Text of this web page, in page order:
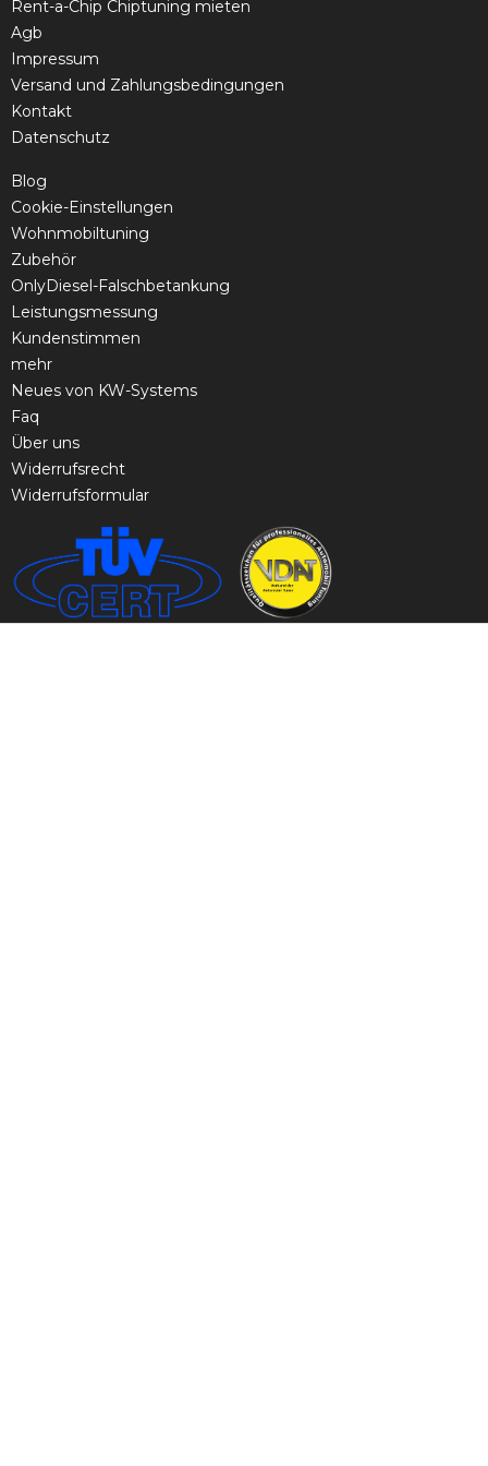
Rent-a-Chip Chiptuning mieten
Agb
Impressum
Versand und Zahlungsbedingungen
Kontakt
Datenschutz
Blog
Cookie-Einstellungen
Wohnmobiltuning
Zubehör
OnlyDiesel-Falschbetankung
Leistungsmessung
Kundenstimmen
mehr
Neues von KW-Systems
Faq
Über uns
Widerrufsrecht
Widerrufsformular